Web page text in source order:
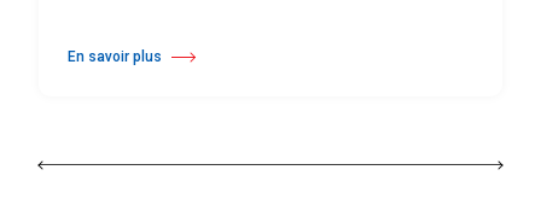
En savoir plus
à propos À Évian, Les Mélèzes s’ouvrent à la danse sur un plancher